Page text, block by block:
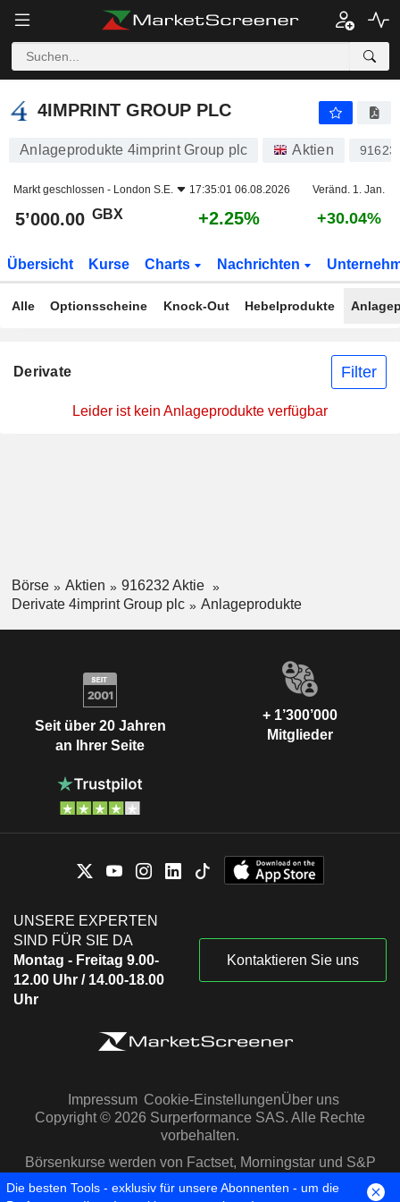
4IMPRINT GROUP PLC
4IMPRINT GROUP PLC
Anlageprodukte 4imprint Group plc Aktien
Markt geschlossen - London S.E. 17:35:01 06.08.2026 Veränd. 1. Jan.
5’000.00 GBX +2.25% +30.04%
Übersicht Kurse Charts Nachrichten
Alle Optionsscheine Knock-Out Hebelprodukte
Derivate Filter
Leider ist kein Anlageprodukte verfügbar
Börse Aktien
916232 Aktie
Derivate 4imprint Group plc
Anlageprodukte
Seit über 20 Jahren
an Ihrer Seite
+ 1’300’000
Mitglieder
UNSERE EXPERTEN
SIND FÜR SIE DA
Montag - Freitag 9.00-
12.00 Uhr / 14.00-18.00
Uhr
Kontaktieren Sie uns
Impressum Cookie-EinstellungenÜber uns
Copyright © 2026 Surperformance SAS. Alle Rechte
vorbehalten.
Börsenkurse werden von Factset, Morningstar und S&P
Capital IQ zur Verfügung gestellt
Die besten Tools - exklusiv für unsere Abonnenten - um die